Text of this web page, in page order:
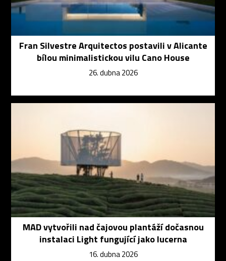
Fran Silvestre Arquitectos postavili v Alicante
bílou minimalistickou vilu Cano House
26. dubna 2026
MAD vytvořili nad čajovou plantáží dočasnou
instalaci Light fungující jako lucerna
16. dubna 2026